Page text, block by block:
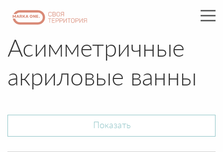
Асимметричные
акриловые ванны